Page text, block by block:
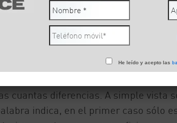
en las ruedas de los coches y
cuantas diferencias. A simple vista
indica, en el primer caso sólo
He leído y acepto las